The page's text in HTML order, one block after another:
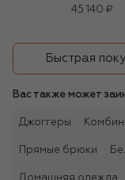
45 140 ₽
Быстрая
Вас также может
Джоггеры
Прямые брюки
Домашняя одежда